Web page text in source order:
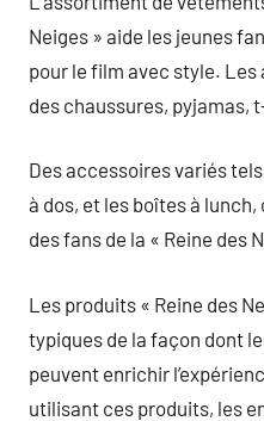
Neiges » aide les jeunes
pour le film avec style.
des chaussures, pyjamas,
Des accessoires variés
à dos, et les boîtes à
des fans de la « Reine des
Les produits « Reine des
typiques de la façon dont
peuvent enrichir
utilisant ces produits, les